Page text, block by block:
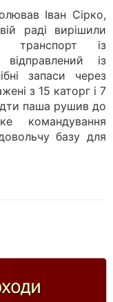
Іван Сірко,
раді вирішили
транспорт із
із
запаси через
з 15 каторг і 7
паша рушив до
командування
базу для